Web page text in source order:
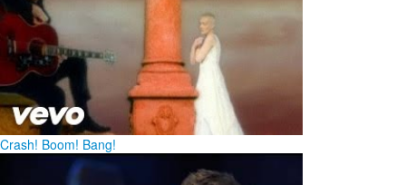
Crash! Boom! Bang!